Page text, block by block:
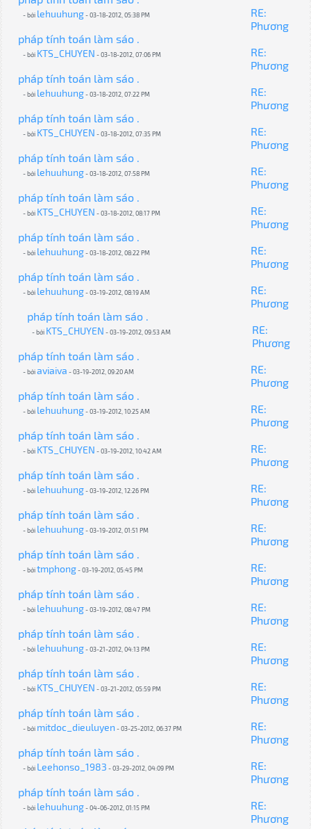
- bởi lehuuhung- 03-18-2012, 05:38 PM
RE:
Phương
pháp tính toán làm sáo .
- bởi KTS_CHUYEN - 03-18-2012, 07:06 PM
RE:
Phương
pháp tính toán làm sáo .
- bởi lehuuhung- 03-18-2012, 07:22 PM
RE:
Phương
pháp tính toán làm sáo .
- bởi KTS_CHUYEN - 03-18-2012, 07:35 PM
RE:
Phương
pháp tính toán làm sáo .
- bởi lehuuhung- 03-18-2012, 07:58 PM
RE:
Phương
pháp tính toán làm sáo .
- bởi KTS_CHUYEN - 03-18-2012, 08:17 PM
RE:
Phương
pháp tính toán làm sáo .
- bởi lehuuhung- 03-18-2012, 08:22 PM
RE:
Phương
pháp tính toán làm sáo .
- bởi lehuuhung- 03-19-2012, 08:19 AM
RE:
Phương
pháp tính toán làm sáo .
- bởi KTS_CHUYEN - 03-19-2012, 09:53 AM
RE:
Phương
pháp tính toán làm sáo .
- bởiaviaiva - 03-19-2012, 09:20 AM
RE:
Phương
pháp tính toán làm sáo .
- bởi lehuuhung- 03-19-2012, 10:25 AM
RE:
Phương
pháp tính toán làm sáo .
- bởi KTS_CHUYEN - 03-19-2012, 10:42 AM
RE:
Phương
pháp tính toán làm sáo .
- bởi lehuuhung- 03-19-2012, 12:26 PM
RE:
Phương
pháp tính toán làm sáo .
- bởi lehuuhung- 03-19-2012, 01:51 PM
RE:
Phương
pháp tính toán làm sáo .
- bởitmphong- 03-19-2012, 05:45 PM
RE:
Phương
pháp tính toán làm sáo .
- bởi lehuuhung- 03-19-2012, 08:47 PM
RE:
Phương
pháp tính toán làm sáo .
- bởi lehuuhung- 03-21-2012, 04:13 PM
RE:
Phương
pháp tính toán làm sáo .
- bởi KTS_CHUYEN - 03-21-2012, 05:59 PM
RE:
Phương
pháp tính toán làm sáo .
- bởi mitdoc_dieuluyen - 03-25-2012, 06:37 PM
RE:
Phương
pháp tính toán làm sáo .
- bởi Leehonso_1983 - 03-29-2012, 04:09 PM
RE:
Phương
pháp tính toán làm sáo .
- bởi lehuuhung- 04-06-2012, 01:15 PM
RE:
Phương